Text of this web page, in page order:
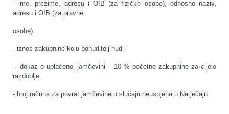
- ime, prezime, adresu i OIB (za fizičke osobe), odnosno naziv,
adresu i OIB (za pravne
osobe)
- iznos zakupnine koju ponuditelj nudi
- dokaz o uplaćenoj jamčevini – 10 % početne zakupnine za cijelo
razdoblje
- broj računa za povrat jamčevine u slučaju neuspjeha u Natječaju.